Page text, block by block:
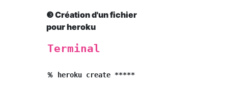
❸ Création d'un fichier
pour heroku
Terminal